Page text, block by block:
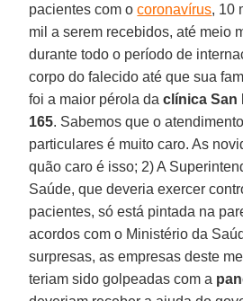
pacientes com ocoronavírus, 10
mil a serem recebidos, até meio
durante todo o período de
corpo do falecido até que sua
foi a maior pérola daclínica San
165. Sabemos que o
particulares é muito caro. As
quão caro é isso; 2) A
Saúde, que deveria exercer
pacientes, só está pintada na
acordos com o Ministério da
surpresas, as empresas deste
teriam sido golpeadas com a